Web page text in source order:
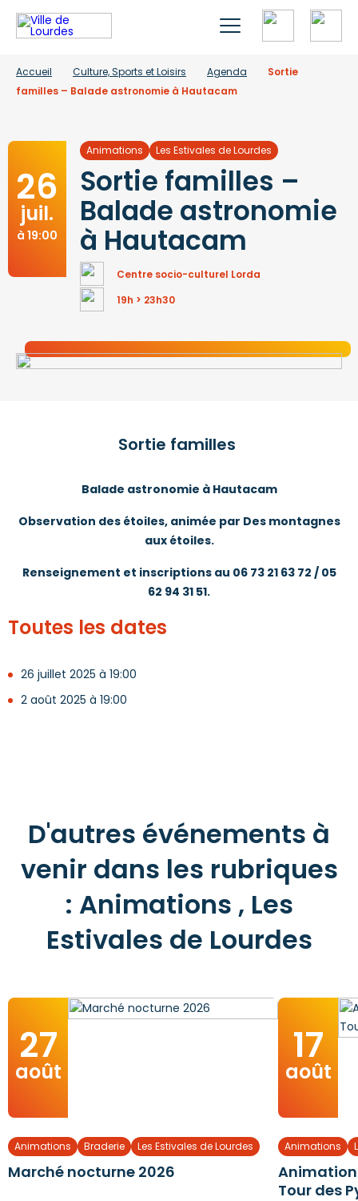
Accueil Culture, Sports et Loisirs Agenda
Sortie
familles – Balade astronomie à Hautacam
26
juil.
à 19:00
Animations Les Estivales de Lourdes
Sortie familles –
Balade astronomie
à Hautacam
Centre socio-culturel Lorda
19h > 23h30
Sortie familles
Balade astronomie à Hautacam
Observation des étoiles, animée par Des montagnes
aux étoiles.
Renseignement et inscriptions au 06 73 21 63 72 / 05
62 94 31 51.
Toutes les dates
26 juillet 2025 à 19:00
2 août 2025 à 19:00
D'autres événements à
venir dans les rubriques
: Animations , Les
Estivales de Lourdes
27
août
Animations Braderie Les Estivales de Lourdes
Marché nocturne 2026
17
août
Animations
Animation
Tour des